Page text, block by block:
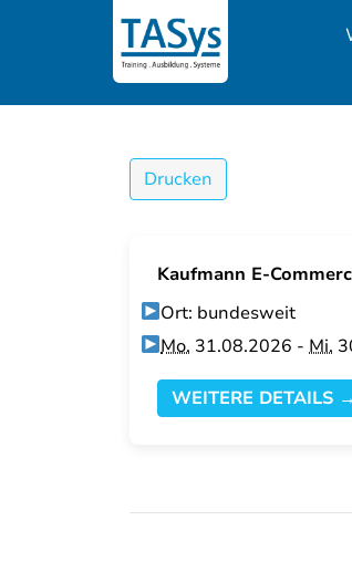
Drucken
Kaufmann E-
Ort: bundesweit
Mo. 31.08.2026 -Mi.
WEITERE DETAILS →